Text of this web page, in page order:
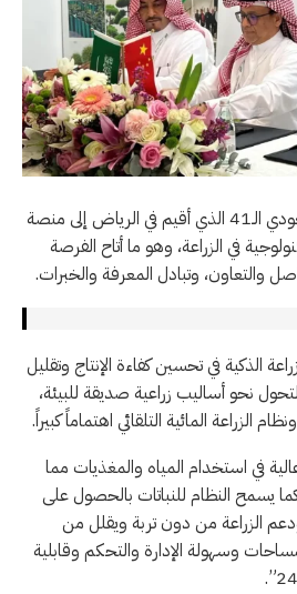
تحول المعرض الزراعي السعودي الـ41 الذي أقيم في الرياض إلى منصة
في الزراعة، وهو ما أتاح الفرصة
والتعاون، وتبادل المعرفة والخبرات.
الذكية في تحسين كفاءة الإنتاج وتقليل
نحو أساليب زراعية صديقة للبيئة،
الزراعة المائية التلقائي اهتماماً كبيراً.
في استخدام المياه والمغذيات مما
يسمح النظام للنباتات بالحصول على
الزراعة من دون تربة ويقلل من
وسهولة الإدارة والتحكم وقابلية